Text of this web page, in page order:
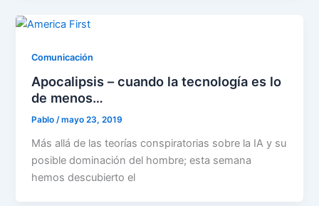
Comunicación
Apocalipsis – cuando la tecnología es lo
de menos…
Pablo/mayo 23, 2019
Más allá de las teorías conspiratorias sobre la IA y su
posible dominación del hombre; esta semana
hemos descubierto el